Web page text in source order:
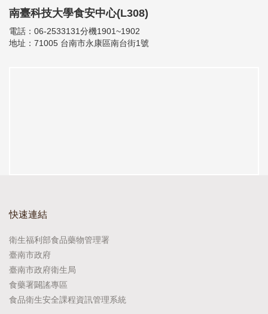
南臺科技大學食安中心(L308)
電話：06-2533131分機1901~1902
地址：71005 台南市永康區南台街1號
快速連結
衛生福利部食品藥物管理署
臺南市政府
臺南市政府衛生局
食藥署闢謠專區
食品衛生安全課程資訊管理系統